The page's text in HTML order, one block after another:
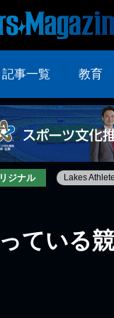
記事一覧 教育
ジナル Lakes
ている